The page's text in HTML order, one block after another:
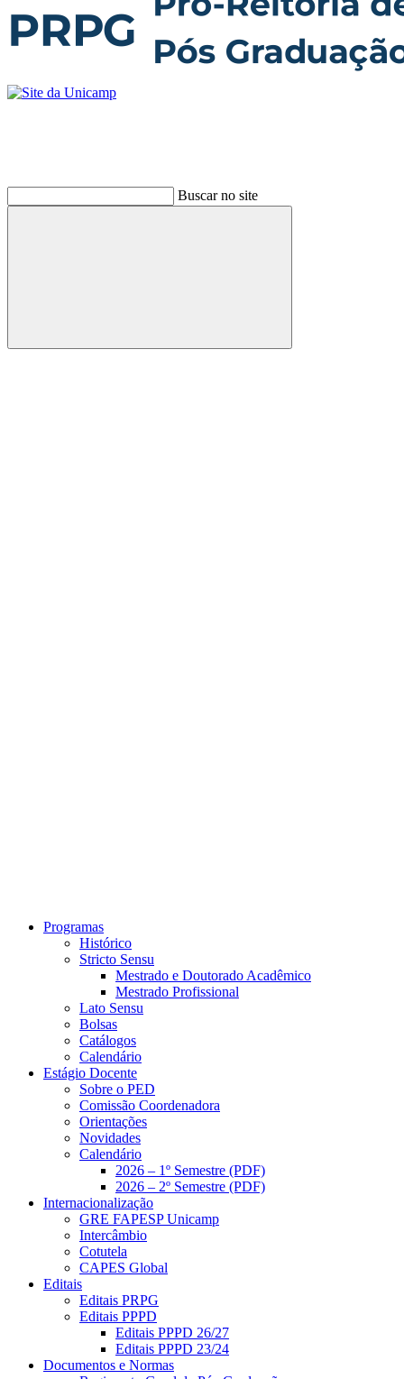
Buscar no site
Buscar
Programas
Histórico
Stricto Sensu
Mestrado e Doutorado Acadêmico
Mestrado Profissional
Lato Sensu
Bolsas
Catálogos
Calendário
Estágio Docente
Sobre o PED
Comissão Coordenadora
Orientações
Novidades
Calendário
2026 – 1º Semestre (PDF)
2026 – 2º Semestre (PDF)
Internacionalização
GRE FAPESP Unicamp
Intercâmbio
Cotutela
CAPES Global
Editais
Editais PRPG
Editais PPPD
Editais PPPD 26/27
Editais PPPD 23/24
Documentos e Normas